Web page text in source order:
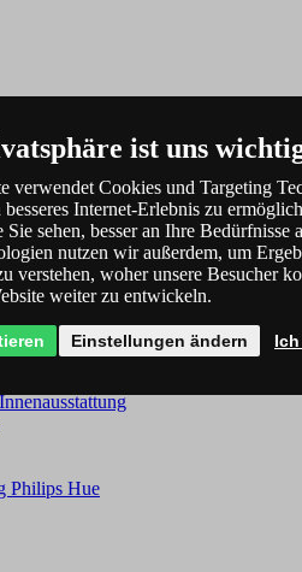
Philips Hue
ist uns
verwendet Cookies und Targeting
Internet-Erlebnis zu
sehen, besser an Ihre Bedürfnisse
nutzen wir außerdem, um
verstehen, woher unsere Besucher
weiter zu entwickeln.
Einstellungen ändern